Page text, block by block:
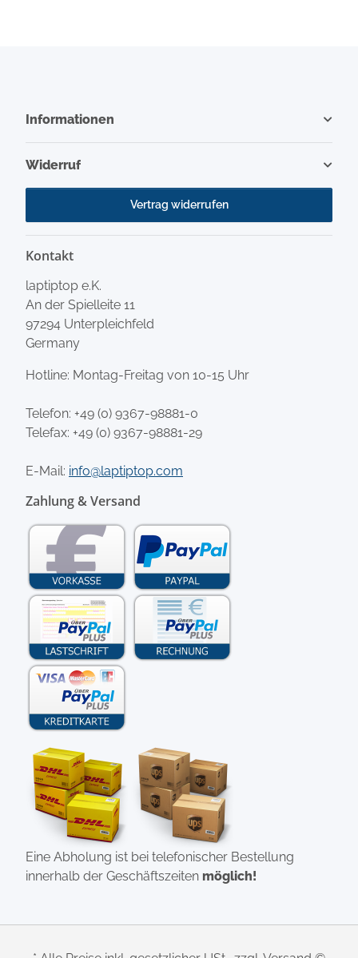
Informationen
Widerruf
Vertrag widerrufen
Kontakt
laptiptop e.K.
An der Spielleite 11
97294 Unterpleichfeld
Germany
Hotline: Montag-Freitag von 10-15 Uhr
Telefon: +49 (0) 9367-98881-0
Telefax: +49 (0) 9367-98881-29
E-Mail: info@laptiptop.com
Zahlung & Versand
Eine Abholung ist bei telefonischer Bestellung
innerhalb der Geschäftszeiten möglich!